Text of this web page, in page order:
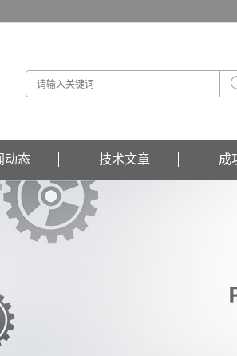
动态 技术文章 成